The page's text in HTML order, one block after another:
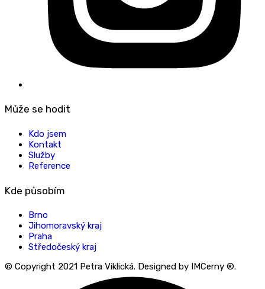
Může se hodit
Kdo jsem
Kontakt
Služby
Reference
Kde působím
Brno
Jihomoravský kraj
Praha
Středočeský kraj
© Copyright 2021 Petra Viklická. Designed by IMCerny ®.